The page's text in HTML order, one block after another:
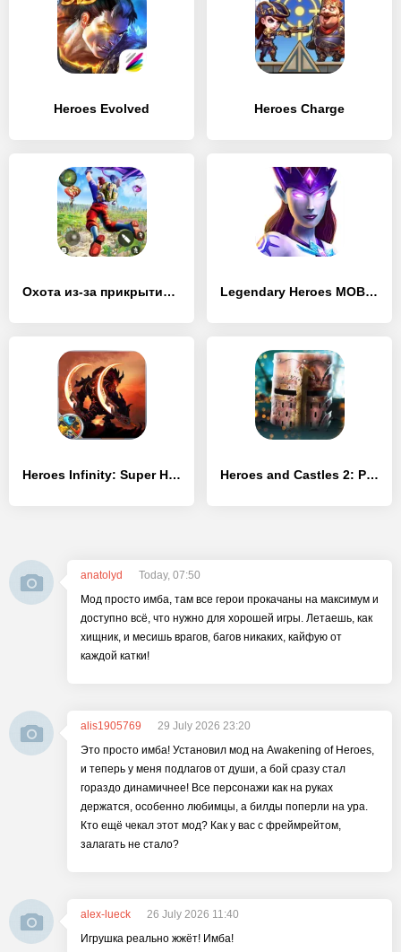
Heroes Evolved Heroes Charge
Охота из-за прикрытия – Командная битва 3 на 3 Legendary Heroes MOBA Offline
Heroes Infinity: Super Heroes Heroes and Castles 2: Premium
anatolyd
Today, 07:50
Мод просто имба, там все герои прокачаны на максимум и
доступно всё, что нужно для хорошей игры. Летаешь, как
хищник, и месишь врагов, багов никаких, кайфую от
каждой катки!
alis1905769
29 July 2026 23:20
Это просто имба! Установил мод на Awakening of Heroes,
и теперь у меня подлагов от души, а бой сразу стал
гораздо динамичнее! Все персонажи как на руках
держатся, особенно любимцы, а билды поперли на ура.
Кто ещё чекал этот мод? Как у вас с фреймрейтом,
залагать не стало?
alex-lueck
26 July 2026 11:40
Игрушка реально жжёт! Имба!